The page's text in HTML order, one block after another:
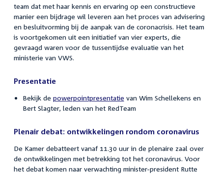
team dat met haar kennis en ervaring op een constructieve
manier een bijdrage wil leveren aan het proces van advisering
en besluitvorming bij de aanpak van de coronacrisis. Het team
is voortgekomen uit een initiatief van vier experts, die
gevraagd waren voor de tussentijdse evaluatie van het
ministerie van VWS.
Presentatie
Bekijk de powerpointpresentatievan Wim Schellekens en
Bert Slagter, leden van het RedTeam
Plenair debat: ontwikkelingen rondom coronavirus
De Kamer debatteert vanaf 11.30 uur in de plenaire zaal over
de ontwikkelingen met betrekking tot het coronavirus. Voor
het debat komen naar verwachting minister-president Rutte